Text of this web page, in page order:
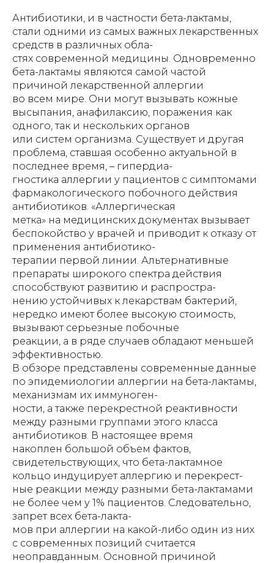
Антибиотики, и в частности бета-лактамы,
стали одними из самых важных лекарственных
средств в различных обла-
стях современной медицины. Одновременно
бета-лактамы являются самой частой
причиной лекарственной аллергии
во всем мире. Они могут вызывать кожные
высыпания, анафилаксию, поражения как
одного, так и нескольких органов
или систем организма. Существует и другая
проблема, ставшая особенно актуальной в
последнее время, – гипердиа-
гностика аллергии у пациентов с симптомами
фармакологического побочного действия
антибиотиков. «Аллергическая
метка» на медицинских документах вызывает
беспокойство у врачей и приводит к отказу от
применения антибиотико-
терапии первой линии. Альтернативные
препараты широкого спектра действия
способствуют развитию и распростра-
нению устойчивых к лекарствам бактерий,
нередко имеют более высокую стоимость,
вызывают серьезные побочные
реакции, а в ряде случаев обладают меньшей
эффективностью.
В обзоре представлены современные данные
по эпидемиологии аллергии на бета-лактамы,
механизмам их иммуноген-
ности, а также перекрестной реактивности
между разными группами этого класса
антибиотиков. В настоящее время
накоплен большой объем фактов,
свидетельствующих, что бета-лактамное
кольцо индуцирует аллергию и перекрест-
ные реакции между разными бета-лактамами
не более чем у 1% пациентов. Следовательно,
запрет всех бета-лакта-
мов при аллергии на какой-либо один из них
с современных позиций считается
неоправданным. Основной причиной